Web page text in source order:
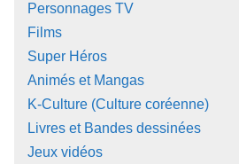
Personnages TV
Films
Super Héros
Animés et Mangas
K-Culture (Culture coréenne)
Livres et Bandes dessinées
Jeux vidéos